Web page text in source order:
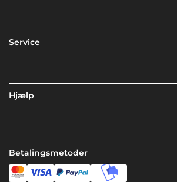
Service
Hjælp
Betalingsmetoder